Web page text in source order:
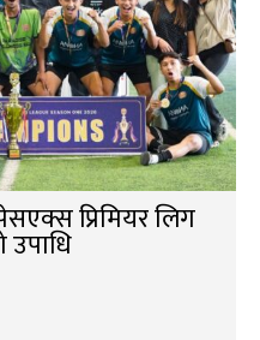
प्रिमियर लिग